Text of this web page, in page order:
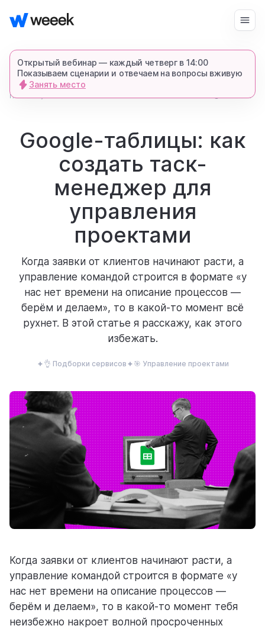
Открытый вебинар — каждый четверг в 14:00
Показываем сценарии и отвечаем на вопросы вживую
Занять место
продукт
ресурсы
блог
цены
тарифные планы для любых команд
помощь
помогаем научиться работать в Weeek
запросить демонстрацию
Войти Начать бесплатно
главная блог 48438 5 мин.
Google-таблицы: как
создать таск-
менеджер для
управления
проектами
Когда заявки от клиентов начинают расти, а
управление командой строится в формате «у
нас нет времени на описание процессов —
берём и делаем», то в какой-то момент всё
рухнет. В этой статье я расскажу, как этого
избежать.
👌 Подборки сервисов 🎯 Управление проектами
Когда заявки от клиентов начинают расти, а
управление командой строится в формате «у
нас нет времени на описание процессов —
берём и делаем», то в какой-то момент тебя
неизбежно накроет волной просроченных